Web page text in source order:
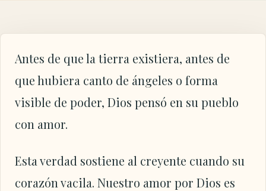
Antes de que la tierra existiera, antes de
que hubiera canto de ángeles o forma
visible de poder, Dios pensó en su pueblo
con amor.
Esta verdad sostiene al creyente cuando su
corazón vacila. Nuestro amor por Dios es